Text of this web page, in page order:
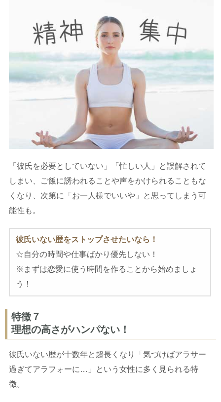
「彼氏を必要としていない」「忙しい人」と誤解されて
しまい、ご飯に誘われることや声をかけられることもな
くなり、次第に「お一人様でいいや」と思ってしまう可
能性も。
彼氏いない歴をストップさせたいなら ！
☆自分の時間や仕事ばかり優先しない！
※まずは恋愛に使う時間を作ることから始めましょ
う！
特徴７
理想の高さがハンパない！
彼氏いない歴が十数年と超長くなり「気づけばアラサー
過ぎてアラフォーに…」という女性に多く見られる特
徴。